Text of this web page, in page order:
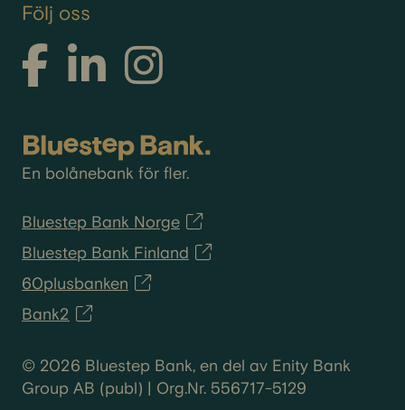
En bolånebank för fler.
Följ oss
Bluestep Bank Norge
Bluestep Bank Finland
60plusbanken
Bank2
© 2026 Bluestep Bank, en del av Enity Bank
Group AB (publ) | Org.Nr. 556717-5129